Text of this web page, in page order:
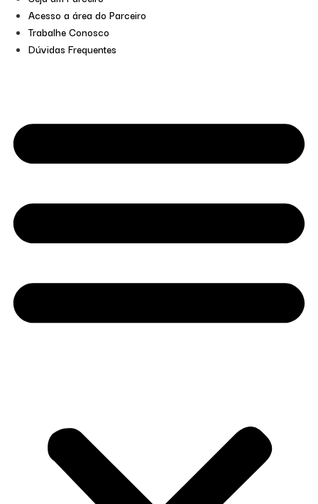
Acesso a área do Parceiro
Trabalhe Conosco
Dúvidas Frequentes